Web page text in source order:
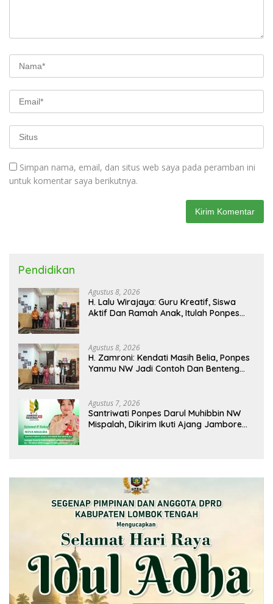
Simpan nama, email, dan situs web saya pada peramban ini
untuk komentar saya berikutnya.
Pendidikan
Agustus 8, 2026
H. Lalu Wirajaya: Guru Kreatif, Siswa
Aktif Dan Ramah Anak, Itulah Ponpes
Agustus 8, 2026
H. Zamroni: Kendati Masih Belia, Ponpes
Yanmu NW Jadi Contoh Dan Benteng
Agustus 7, 2026
Santriwati Ponpes Darul Muhibbin NW
Mispalah, Dikirim Ikuti Ajang Jambore